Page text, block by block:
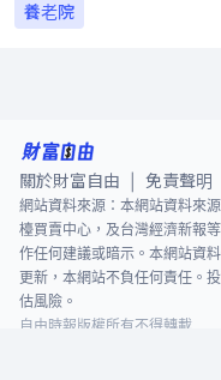
養老院
關於財富自由 免責聲明
網站資料來源：本網站資料來
檯買賣中心，及台灣經濟新報
作任何建議或暗示。本網站資
更新，本網站不負任何責任。
估風險。
自由時報版權所有不得轉載